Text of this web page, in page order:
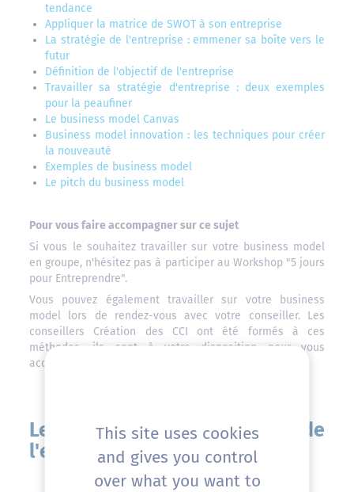
tendance
Appliquer la matrice de SWOT à son entreprise
La stratégie de l'entreprise : emmener sa boîte vers le
futur
Définition de l'objectif de l'entreprise
Travailler sa stratégie d'entreprise : deux exemples
pour la peaufiner
Le business model Canvas
Business model innovation : les techniques pour créer
la nouveauté
Exemples de business model
Le pitch du business model
Pour vous faire accompagner sur ce sujet
Si vous le souhaitez travailler sur votre business model
en groupe, n'hésitez pas à participer au Workshop "5 jours
pour Entreprendre".
Vous pouvez également travailler sur votre business
model lors de rendez-vous avec votre conseiller. Les
conseillers Création des CCI ont été formés à ces
méthodes, ils sont à votre disposition pour vous
accompagner dans votre réflexion.
Le business model de
l'entreprise : tout comprendre
This site uses cookies
and gives you control
over what you want to